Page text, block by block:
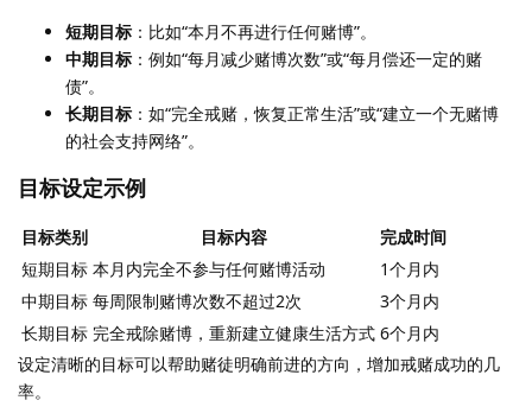
短期目标 ：比如“本月不再进行任何赌博”。
中期目标 ：例如“每月减少赌博次数”或“每月偿还一定的赌
债”。
长期目标 ：如“完全戒赌，恢复正常生活”或“建立一个无赌博
的社会支持网络”。
目标设定示例
目标类别 目标内容
完成时间
短期目标 本月内完全不参与任何赌博活动
1个月内
中期目标 每周限制赌博次数不超过2次
3个月内
长期目标 完全戒除赌博，重新建立健康生活方式 6个月内
设定清晰的目标可以帮助赌徒明确前进的方向，增加戒赌成功的几
率。